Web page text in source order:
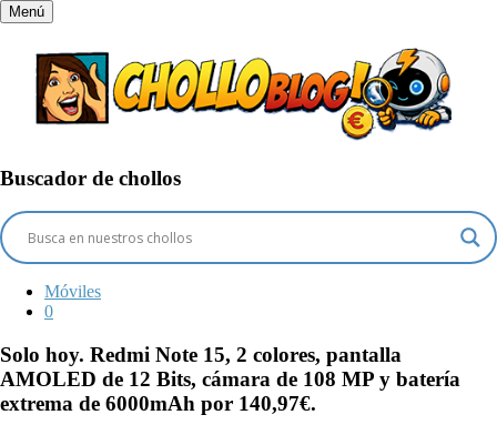
Menú
Buscador de chollos
Móviles
0
Solo hoy. Redmi Note 15, 2 colores, pantalla
AMOLED de 12 Bits, cámara de 108 MP y batería
extrema de 6000mAh por 140,97€.